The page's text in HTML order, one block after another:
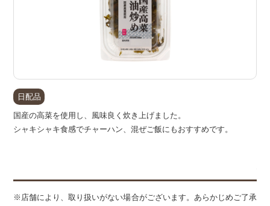
日配品
国産の高菜を使用し、風味良く炊き上げました。
シャキシャキ食感でチャーハン、混ぜご飯にもおすすめです。
※店舗により、取り扱いがない場合がございます。あらかじめご了承